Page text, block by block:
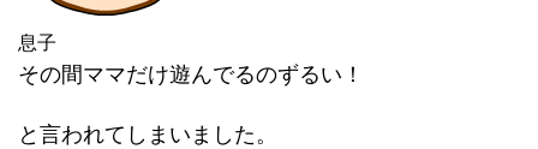
息子
その間ママだけ遊んでるのずるい！
と言われてしまいました。